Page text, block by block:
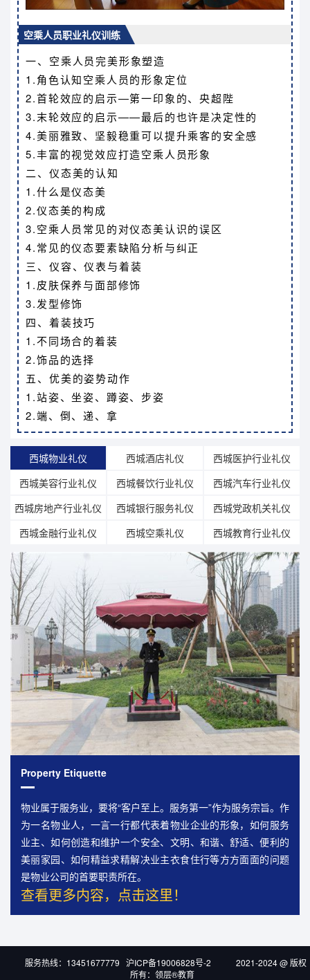
空乘人员职业礼仪训练
一、空乘人员完美形象塑造
1.角色认知空乘人员的形象定位
2.首轮效应的启示—第一印象的、央超陛
3.末轮效应的启示——最后的也许是决定性的
4.美丽雅致、坚毅稳重可以提升乘客的安全感
5.丰富的视觉效应打造空乘人员形象
二、仪态美的认知
1.什么是仪态美
2.仪态美的构成
3.空乘人员常见的对仪态美认识的误区
4.常见的仪态要素缺陷分析与纠正
三、仪容、仪表与着装
1.皮肤保养与面部修饰
3.发型修饰
四、着装技巧
1.不同场合的着装
2.饰品的选择
五、优美的姿势动作
1.站姿、坐姿、蹲姿、步姿
2.端、倒、递、拿
西城物业礼仪 西城酒店礼仪
西城医护行业礼仪
西城美容行业礼仪
西城餐饮行业礼仪
西城汽车行业礼仪
西城房地产行业礼仪
西城银行服务礼仪
西城党政机关礼仪
西城金融行业礼仪
西城空乘礼仪 西城教育行业礼仪
Property Etiquette
物业属于服务业，要将“客户至上。服务第一”作为服务宗旨。作
为一名物业人，一言一行都代表着物业企业的形象，如何服务
业主、如何创造和维护一个安全、文明、和谐、舒适、便利的
美丽家园、如何精益求精解决业主衣食住行等方方面面的问题
是物业公司的首要职责所在。
查看更多内容，点击这里！
服务热线：13451677779 沪ICP备19006828号-2 2021-2024 @ 版权
所有：领层®教育